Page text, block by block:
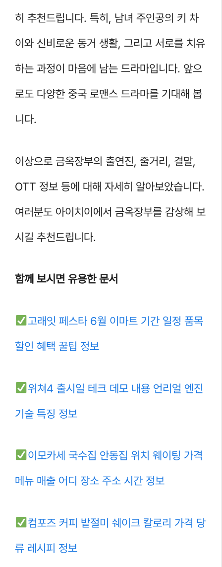
히 추천드립니다. 특히, 남녀 주인공의 키 차
이와 신비로운 동거 생활, 그리고 서로를 치유
하는 과정이 마음에 남는 드라마입니다. 앞으
로도 다양한 중국 로맨스 드라마를 기대해 봅
니다.
이상으로 금옥장부의 출연진, 줄거리, 결말,
OTT 정보 등에 대해 자세히 알아보았습니다.
여러분도 아이치이에서 금옥장부를 감상해 보
시길 추천드립니다.
함께 보시면 유용한 문서
고래잇 페스타 6월 이마트 기간 일정 품목
할인 혜택 꿀팁 정보
위쳐4 출시일 테크 데모 내용 언리얼 엔진
기술 특징 정보
이모카세 국수집 안동집 위치 웨이팅 가격
메뉴 매출 어디 장소 주소 시간 정보
컴포즈 커피 밭절미 쉐이크 칼로리 가격 당
류 레시피 정보